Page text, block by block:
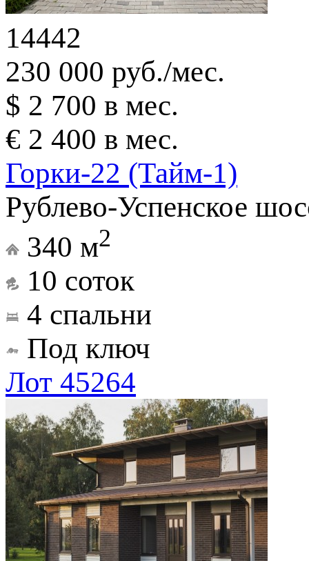
14442
230 000 руб./мес.
$ 2 700 в мес.
€ 2 400 в мес.
Горки-22 (Тайм-1)
Рублево-Успенское
340 м2
10 соток
4 спальни
Под ключ
Лот 45264